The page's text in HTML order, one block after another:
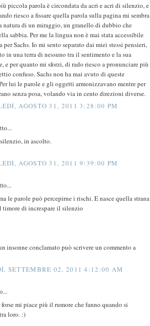
piccola parola è circondata da acri e acri di silenzio, e
riesco a fissare quella parola sulla pagina mi sembra
natura di un miraggio, un granello di dubbio che
sabbia. Per me la lingua non è mai stata accessibile
per Sachs. Io mi sento separato dai miei stessi pensieri,
in una terra di nessuno tra il sentimento e la sua
e per quanto mi sforzi, di rado riesco a pronunciare più
confuso. Sachs non ha mai avuto di queste
lui le parole e gli oggetti armonizzavano mentre per
senza posa, volando via in cento direzioni diverse.
AGOSTO 31, 2011 3:28:00 PM
in ascolto.
AGOSTO 31, 2011 9:39:00 PM
le parole può percepirne i rischi. E nasce quella strana
timore di increspare il silenzio
insonne conclamato può scrivere un commento a
SETTEMBRE 02, 2011 4:12:00 AM
mi piace più il rumore che fanno quando si
loro. :)